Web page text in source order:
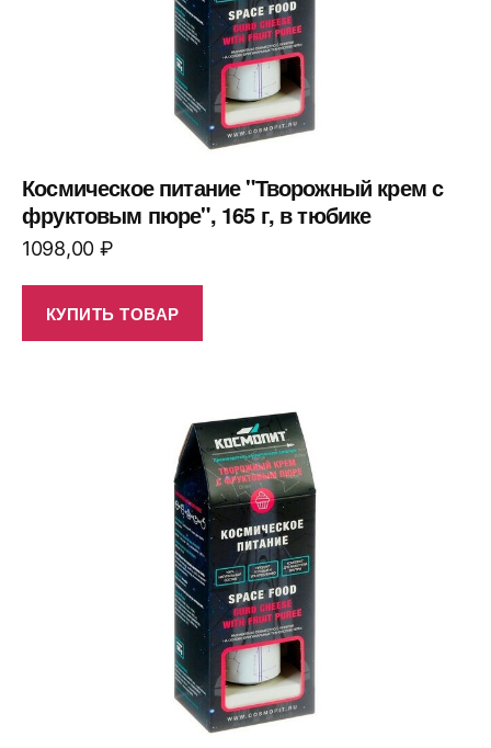
Космическое питание "Творожный крем с
фруктовым пюре", 165 г, в тюбике
1098,00 ₽
КУПИТЬ ТОВАР